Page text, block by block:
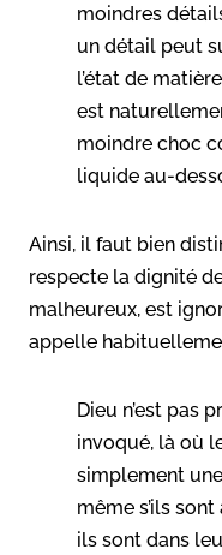
moindres
un détail peut
l’état de
est
moindre choc
liquide au-
Ainsi, il faut bien
respecte la dignité
malheureux, est
appelle
Dieu n’est pas
invoqué, là où
simplement
même s’ils
ils sont dans